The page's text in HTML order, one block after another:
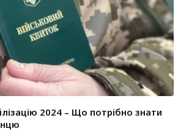
2024 – Що потрібно знати